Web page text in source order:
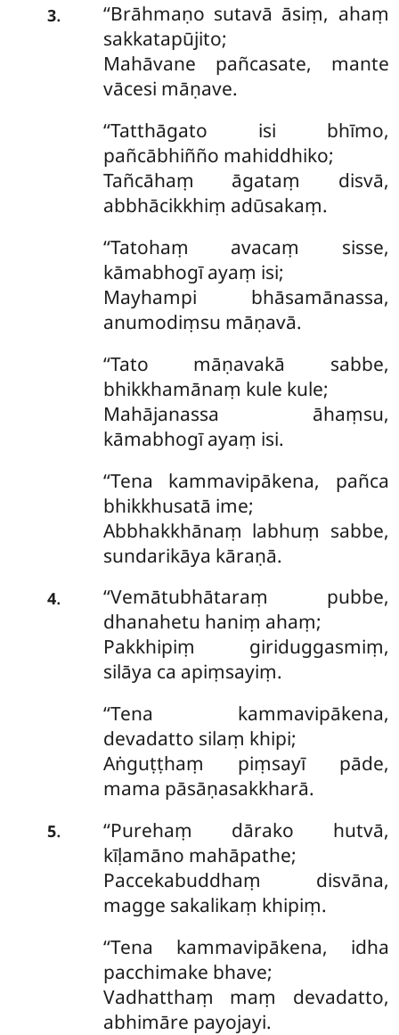
3.
‘‘Brāhmaṇo sutavā āsiṃ, ahaṃ
sakkatapūjito;
Mahāvane pañcasate, mante
vācesi māṇave.
‘‘Tatthāgato isi bhīmo,
pañcābhiñño mahiddhiko;
Tañcāhaṃ āgataṃ disvā,
abbhācikkhiṃ adūsakaṃ.
‘‘Tatohaṃ avacaṃ sisse,
kāmabhogī ayaṃ isi;
Mayhampi bhāsamānassa,
anumodiṃsu māṇavā.
‘‘Tato māṇavakā sabbe,
bhikkhamānaṃ kule kule;
Mahājanassa āhaṃsu,
kāmabhogī ayaṃ isi.
‘‘Tena kammavipākena, pañca
bhikkhusatā ime;
Abbhakkhānaṃ labhuṃ sabbe,
sundarikāya kāraṇā.
4.
‘‘Vemātubhātaraṃ pubbe,
dhanahetu haniṃ ahaṃ;
Pakkhipiṃ giriduggasmiṃ,
silāya ca apiṃsayiṃ.
‘‘Tena kammavipākena,
devadatto silaṃ khipi;
Aṅguṭṭhaṃ piṃsayī pāde,
mama pāsāṇasakkharā.
5.
‘‘Purehaṃ dārako hutvā,
kīḷamāno mahāpathe;
Paccekabuddhaṃ disvāna,
magge sakalikaṃ khipiṃ.
‘‘Tena kammavipākena, idha
pacchimake bhave;
Vadhatthaṃ maṃ devadatto,
abhimāre payojayi.